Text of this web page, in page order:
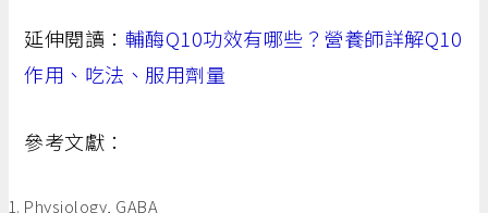
延伸閱讀： 輔酶Q10功效有哪些？營養師詳解Q10
作用、吃法、服用劑量
參考文獻：
Physiology, GABA